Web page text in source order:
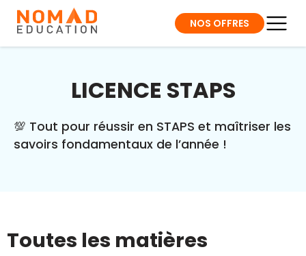
NOS OFFRES
LICENCE STAPS
💯 Tout pour réussir en STAPS et maîtriser les
savoirs fondamentaux de l’année !
Toutes les matières